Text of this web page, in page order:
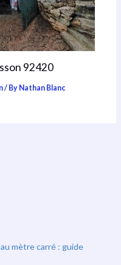
92420
/ By Nathan Blanc
mètre carré : guide